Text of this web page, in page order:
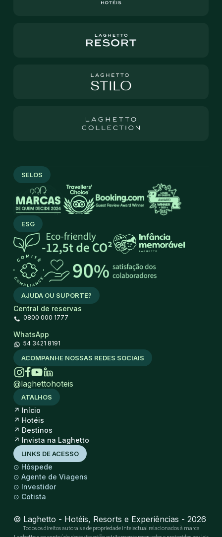
AJUDA OU SUPORTE?
Central de reservas
0800 000 1777
WhatsApp
54 3421 8191
SELOS
ESG
ACOMPANHE NOSSAS REDES SOCIAIS
@laghettohoteis
ATALHOS
↗ Início
↗ Hotéis
↗ Destinos
↗ Invista na Laghetto
LINKS DE ACESSO
⊙ Hóspede
⊙ Agente de Viagens
⊙ Investidor
⊙ Cotista
© Laghetto - Hotéis, Resorts e Experiências - 2026
Todos os direitos autorais e de propriedade intelectual relacionados à marca